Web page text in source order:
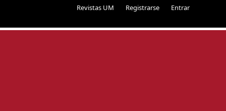
Revistas UM Registrarse Entrar